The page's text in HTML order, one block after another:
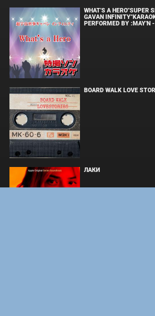
WHAT'S A HERO"SUPER
GAVAN
PERFORMED BY :MAY'N
BOARD WALK LOVE
ЛАКИ